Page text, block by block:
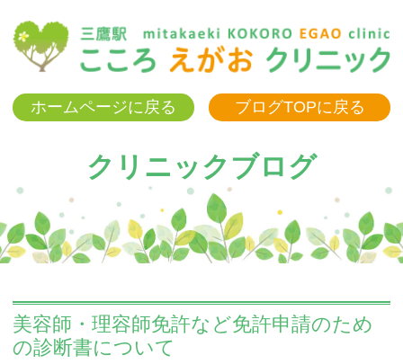
ホームページに戻る ブログTOPに戻る
クリニックブログ
美容師・理容師免許など免許申請のため
の診断書について